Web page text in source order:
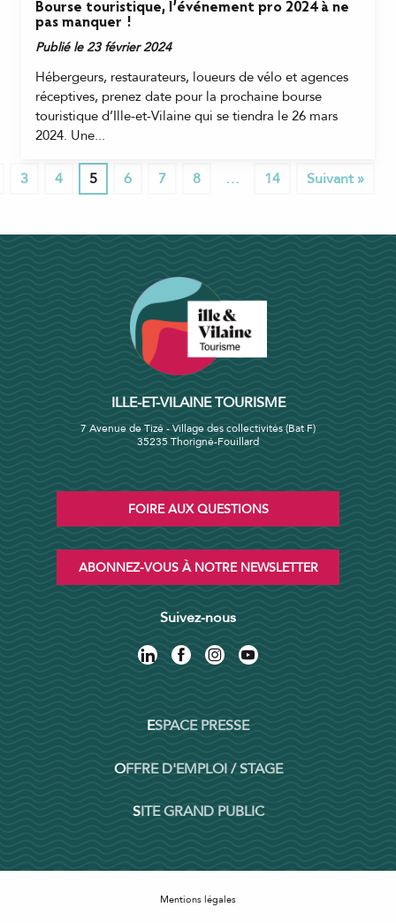
Bourse touristique, l’événement pro 2024 à ne
pas manquer !
Publié le 23 février 2024
Hébergeurs, restaurateurs, loueurs de vélo et agences
réceptives, prenez date pour la prochaine bourse
touristique d’Ille-et-Vilaine qui se tiendra le 26 mars
2024. Une...
3 4 5 6 7 8 … 14 Suivant »
ILLE-ET-VILAINE TOURISME
7 Avenue de Tizé - Village des collectivités (Bat F)
35235 Thorigné-Fouillard
FOIRE AUX QUESTIONS
ABONNEZ-VOUS À NOTRE NEWSLETTER
Suivez-nous
ESPACE PRESSE
OFFRE D'EMPLOI / STAGE
SITE GRAND PUBLIC
Mentions légales